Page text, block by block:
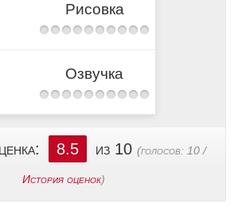
Рисовка
Озвучка
8.5 из 10 (голосов: 10/
История оценок)